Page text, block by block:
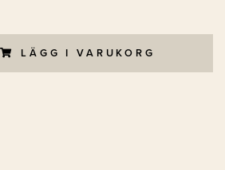
LÄGG I VARUKORG